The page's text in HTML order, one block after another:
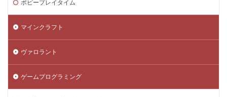
ポピープレイタイム
マインクラフト
ヴァロラント
ゲームプログラミング